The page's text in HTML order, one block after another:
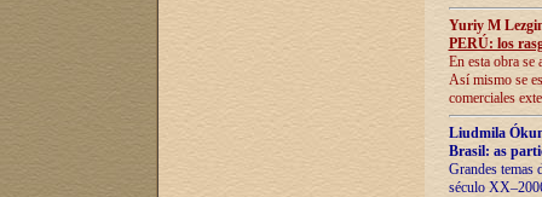
Yuriy M
PERÚ: los
En esta obra se
Así mismo se
comerciales
Liudmila
Brasil: as
Grandes temas
século